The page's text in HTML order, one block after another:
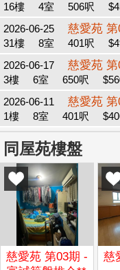
16樓 4室 506呎
2026-06-25
慈愛苑
31樓 8室 401呎
2026-06-17
慈愛苑
3樓 6室 650呎
2026-06-11
慈愛苑
1樓 8室 401呎
同屋苑樓盤
慈愛苑 第03期 -
慈